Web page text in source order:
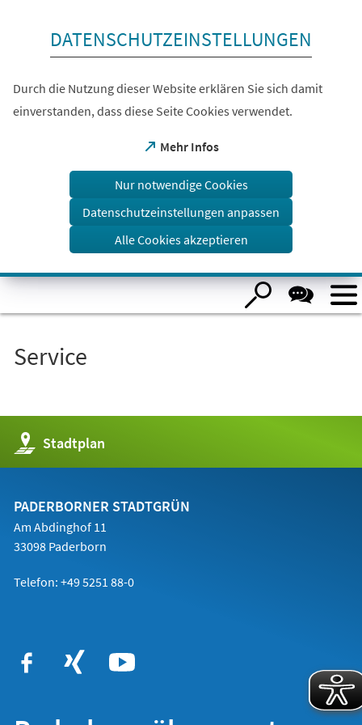
Visuelle
DATENSCHUTZEINSTELLUNGEN
Durch die Nutzung dieser Website erklären Sie sich damit
einverstanden, dass diese Seite Cookies verwendet.
Mehr Infos
(Öffnet
einem
Tab)
Nur notwendige Cookies
Datenschutzeinstellungen anpassen
Alle Cookies akzeptieren
Service
Stadtplan
(Öffnet
in
einem
Tab)
PADERBORNER STADTGRÜN
Am Abdinghof 11
33098 Paderborn
Telefon: +49 5251 88-0